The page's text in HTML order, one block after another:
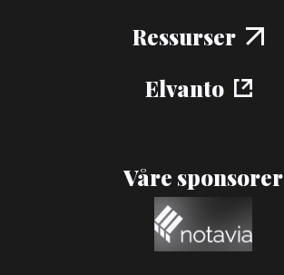
Ressurser
Elvanto
Våre sponsorer